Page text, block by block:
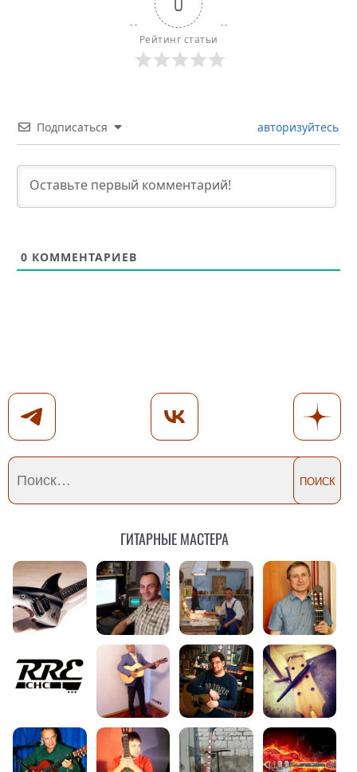
Рейтинг статьи
Подписаться авторизуйтесь
0 КОММЕНТАРИЕВ
Гитарные мастера